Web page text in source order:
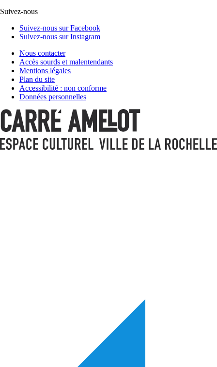
Suivez-nous
Suivez-nous sur Facebook
Suivez-nous sur Instagram
Nous contacter
Accès sourds et malentendants
Mentions légales
Plan du site
Accessibilité : non conforme
Données personnelles